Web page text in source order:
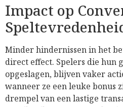
Impact op
Minder hindernissen in het
direct effect. Spelers die hun
opgeslagen, blijven vaker
wanneer ze een leuke bonus
drempel van een lastige